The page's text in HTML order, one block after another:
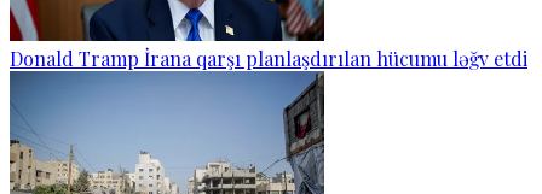
Donald Tramp İrana qarşı planlaşdırılan hücumu ləğv etdi